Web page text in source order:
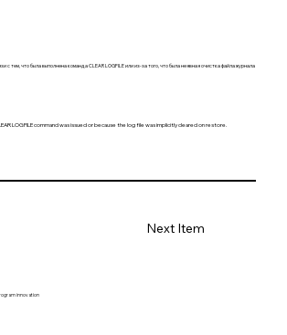
с тем, что была выполнена команда CLEAR LOGFILE или из-за того, что была неявная очистка файла журнала
LOGFILE command was issued or because the log file was implicitly cleared on restore.
Next Item
innovation